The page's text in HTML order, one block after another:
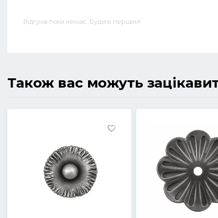
Відгуків поки немає. Будьте першим!
Також вас можуть